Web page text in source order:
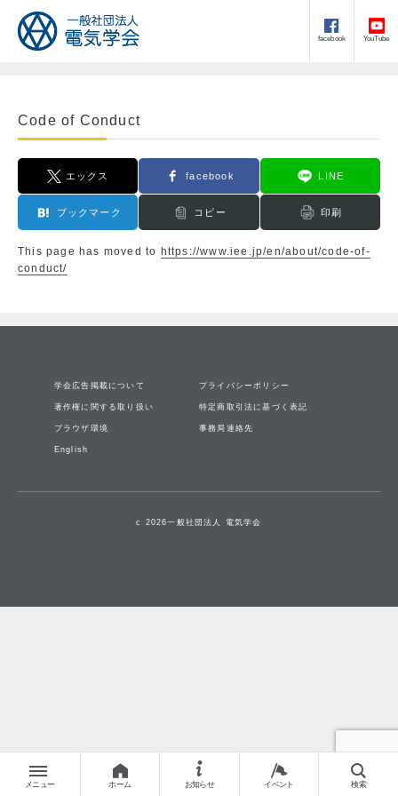
facebook YouTube
メニュー ホーム お知らせ イベント 検索
Code of Conduct
エックス facebook LINE
ブックマーク コピー 印刷
This page has moved to https://www.iee.jp/en/about/code-of-
conduct/
学会広告掲載について プライバシーポリシー
著作権に関する取り扱い 特定商取引法に基づく表記
ブラウザ環境 事務局連絡先
English
c 2026一般社団法人 電気学会